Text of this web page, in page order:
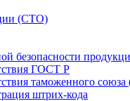
(СТО)
безопасности
ГОСТ Р
таможенного
штрих-кода